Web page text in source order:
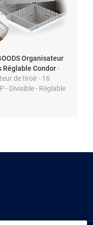
Organisateur
Réglable Condor-
de tiroir - 16
- Divisible - Réglable